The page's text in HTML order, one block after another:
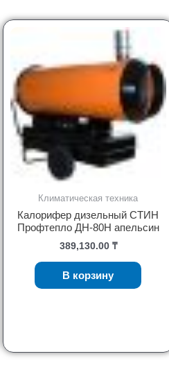
Климатическая техника
Калорифер дизельный СТИН
Профтепло ДН-80Н апельсин
389,130.00 ₸
В корзину